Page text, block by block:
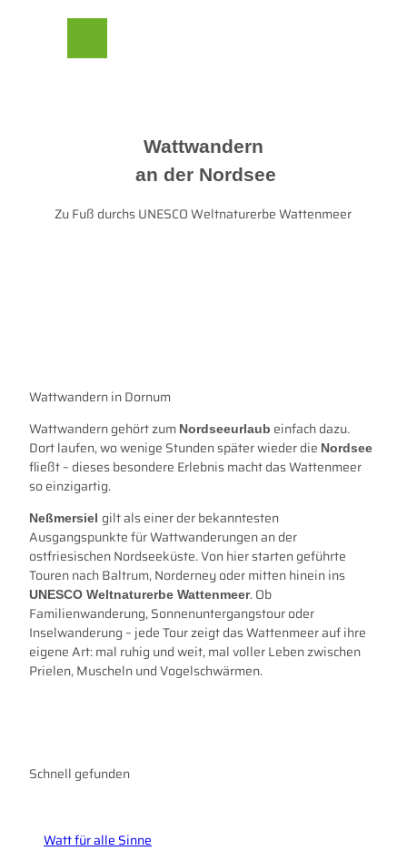
Wattwandern
an der Nordsee
Zu Fuß durchs UNESCO Weltnaturerbe Wattenmeer
Wattwandern in Dornum
Wattwandern gehört zum Nordseeurlaub einfach dazu.
Dort laufen, wo wenige Stunden später wieder die Nordsee
fließt – dieses besondere Erlebnis macht das Wattenmeer
so einzigartig.
Neßmersiel gilt als einer der bekanntesten
Ausgangspunkte für Wattwanderungen an der
ostfriesischen Nordseeküste. Von hier starten geführte
Touren nach Baltrum, Norderney oder mitten hinein ins
UNESCO Weltnaturerbe Wattenmeer. Ob
Familienwanderung, Sonnenuntergangstour oder
Inselwanderung – jede Tour zeigt das Wattenmeer auf ihre
eigene Art: mal ruhig und weit, mal voller Leben zwischen
Prielen, Muscheln und Vogelschwärmen.
Schnell gefunden
Watt für alle Sinne